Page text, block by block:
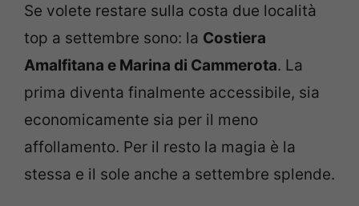
Se volete restare sulla costa due località
top a settembre sono: la Costiera
Amalfitana e Marina di Cammerota. La
prima diventa finalmente accessibile, sia
economicamente sia per il meno
affollamento. Per il resto la magia è la
stessa e il sole anche a settembre splende.